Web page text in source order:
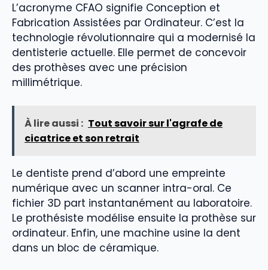
L’acronyme CFAO signifie Conception et
Fabrication Assistées par Ordinateur. C’est la
technologie révolutionnaire qui a modernisé la
dentisterie actuelle. Elle permet de concevoir
des prothèses avec une précision
millimétrique.
À lire aussi : Tout savoir sur l'agrafe de
cicatrice et son retrait
Le dentiste prend d’abord une empreinte
numérique avec un scanner intra-oral. Ce
fichier 3D part instantanément au laboratoire.
Le prothésiste modélise ensuite la prothèse sur
ordinateur. Enfin, une machine usine la dent
dans un bloc de céramique.